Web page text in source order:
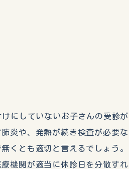
にしていないお子さんの受診が
炎や、発熱が続き検査が必要な
くとも適切と言えるでしょう。
機関が適当に休診日を分散すれ